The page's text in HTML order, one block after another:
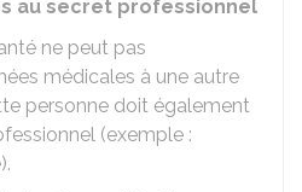
au secret professionnel
ne peut pas
médicales à une autre
personne doit également
(exemple :